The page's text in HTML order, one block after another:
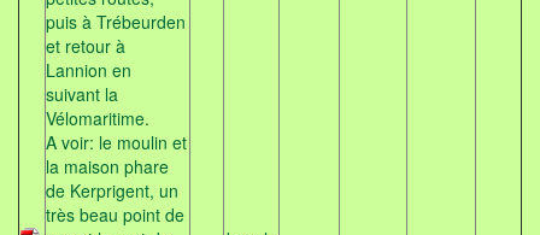
puis à Trébeurden
et retour à
Lannion en
suivant la
Vélomaritime.
A voir: le moulin et
la maison phare
de Kerprigent, un
très beau point de